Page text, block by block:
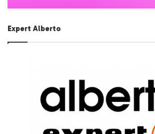
Expert Alberto